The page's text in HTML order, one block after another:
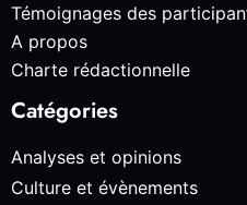
Témoignages des
A propos
Charte rédactionnelle
Catégories
Analyses et opinions
Culture et évènements